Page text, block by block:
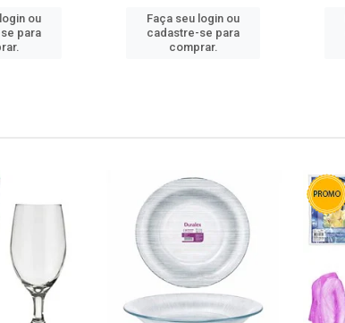
ou
para
Faça seu login ou
cadastre-se para
comprar.